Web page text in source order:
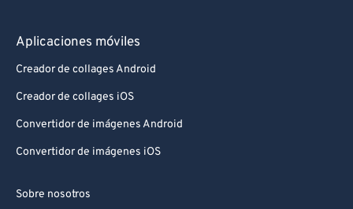
Aplicaciones móviles
Creador de collages Android
Creador de collages iOS
Convertidor de imágenes Android
Convertidor de imágenes iOS
Sobre nosotros